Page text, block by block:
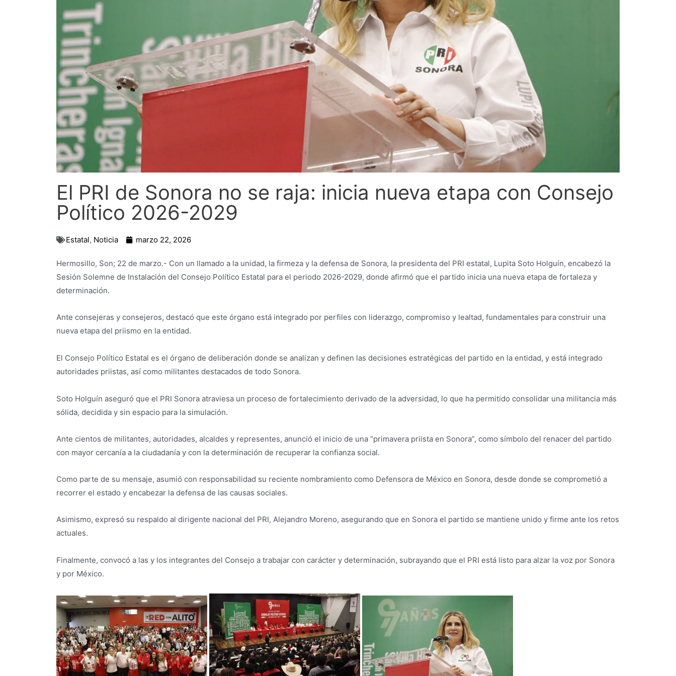
El PRI de Sonora no se raja: inicia nueva etapa con Consejo
Político 2026-2029
Estatal, Noticia marzo 22, 2026
Hermosillo, Son; 22 de marzo.- Con un llamado a la unidad, la firmeza y la defensa de Sonora, la presidenta del PRI estatal, Lupita Soto Holguín, encabezó la
Sesión Solemne de Instalación del Consejo Político Estatal para el periodo 2026-2029, donde afirmó que el partido inicia una nueva etapa de fortaleza y
determinación.
Ante consejeras y consejeros, destacó que este órgano está integrado por perfiles con liderazgo, compromiso y lealtad, fundamentales para construir una
nueva etapa del priismo en la entidad.
El Consejo Político Estatal es el órgano de deliberación donde se analizan y definen las decisiones estratégicas del partido en la entidad, y está integrado
autoridades priistas, así como militantes destacados de todo Sonora.
Soto Holguín aseguró que el PRI Sonora atraviesa un proceso de fortalecimiento derivado de la adversidad, lo que ha permitido consolidar una militancia más
sólida, decidida y sin espacio para la simulación.
Ante cientos de militantes, autoridades, alcaldes y representes, anunció el inicio de una “primavera priista en Sonora”, como símbolo del renacer del partido
con mayor cercanía a la ciudadanía y con la determinación de recuperar la confianza social.
Como parte de su mensaje, asumió con responsabilidad su reciente nombramiento como Defensora de México en Sonora, desde donde se comprometió a
recorrer el estado y encabezar la defensa de las causas sociales.
Asimismo, expresó su respaldo al dirigente nacional del PRI, Alejandro Moreno, asegurando que en Sonora el partido se mantiene unido y firme ante los retos
actuales.
Finalmente, convocó a las y los integrantes del Consejo a trabajar con carácter y determinación, subrayando que el PRI está listo para alzar la voz por Sonora
y por México.